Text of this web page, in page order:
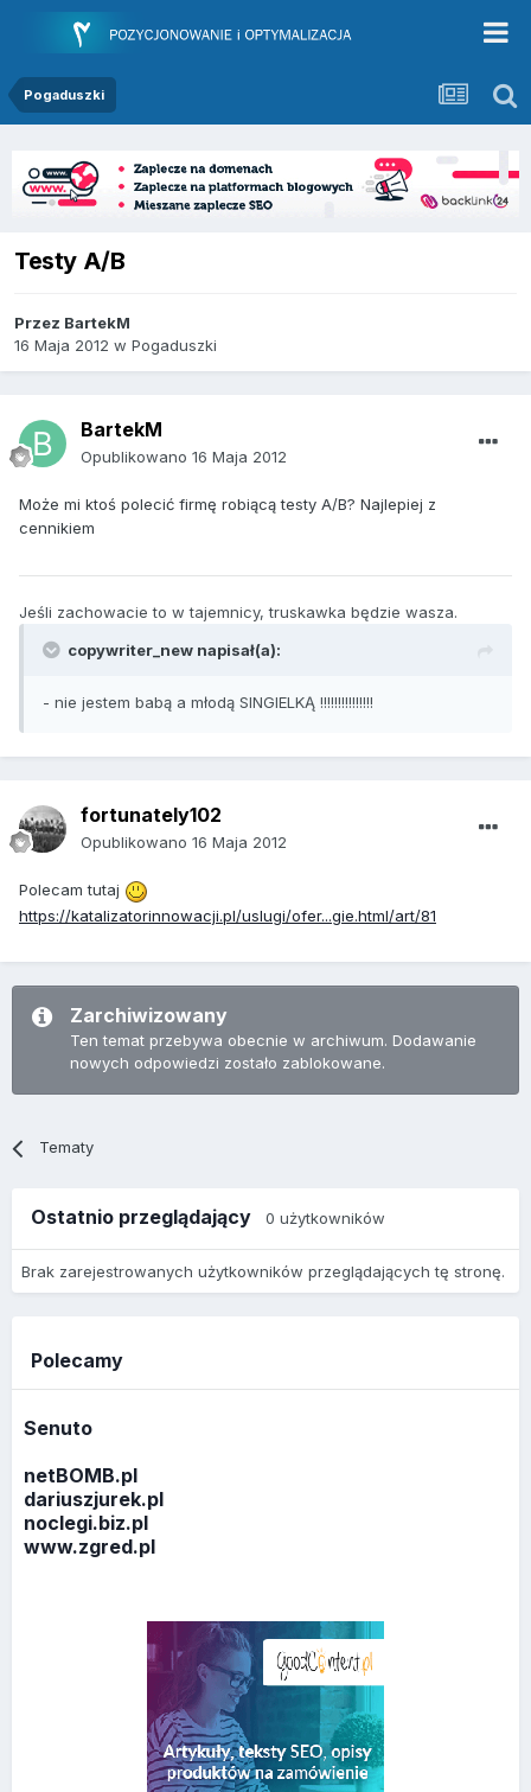
Pogaduszki
Testy A/B
Przez BartekM
16 Maja 2012 w Pogaduszki
BartekM
Opublikowano 16 Maja 2012
Może mi ktoś polecić firmę robiącą testy A/B? Najlepiej z
cennikiem
Jeśli zachowacie to w tajemnicy, truskawka będzie wasza.
copywriter_new napisał(a):
- nie jestem babą a młodą SINGIELKĄ !!!!!!!!!!!!!!!
fortunately102
Opublikowano 16 Maja 2012
Polecam tutaj
https://katalizatorinnowacji.pl/uslugi/ofer...gie.html/art/81
Zarchiwizowany
Ten temat przebywa obecnie w archiwum. Dodawanie
nowych odpowiedzi zostało zablokowane.
Tematy
Ostatnio przeglądający 0 użytkowników
Brak zarejestrowanych użytkowników przeglądających tę stronę.
Polecamy
Senuto
netBOMB.pl
dariuszjurek.pl
noclegi.biz.pl
www.zgred.pl